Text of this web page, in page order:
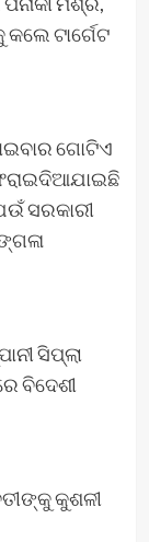
ଟାର୍ଗେଟ
ଗୋଟିଏ
ସରକାରୀ
ସିପ୍ଲା
ବିଦେଶୀ
କୁଶଳୀ